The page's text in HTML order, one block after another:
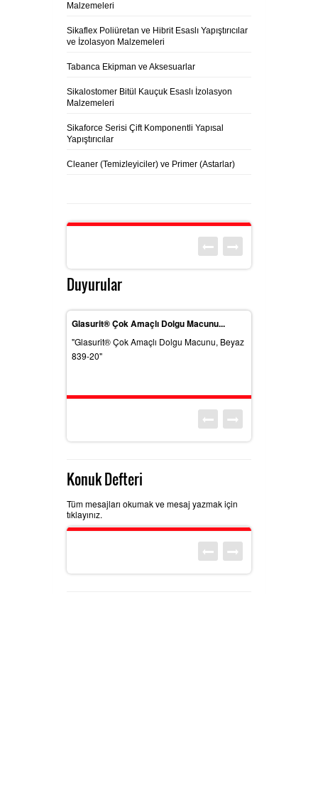
Malzemeleri
Sikaflex Poliüretan ve Hibrit Esaslı Yapıştırıcılar
ve İzolasyon Malzemeleri
Tabanca Ekipman ve Aksesuarlar
Sikalostomer Bitül Kauçuk Esaslı İzolasyon
Malzemeleri
Sikaforce Serisi Çift Komponentli Yapısal
Yapıştırıcılar
Cleaner (Temizleyiciler) ve Primer (Astarlar)
Duyurular
Glasurit® Çok Amaçlı Dolgu Macunu...
"Glasurit® Çok Amaçlı Dolgu Macunu, Beyaz
839-20"
Konuk Defteri
Tüm mesajları okumak ve mesaj yazmak için
tıklayınız.